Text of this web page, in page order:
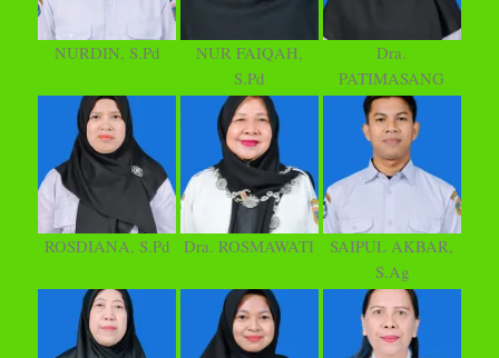
NURDIN, S.Pd
NUR FAIQAH,
S.Pd
Dra.
PATIMASANG
ROSDIANA, S.Pd Dra. ROSMAWATI
SAIPUL AKBAR,
S.Ag